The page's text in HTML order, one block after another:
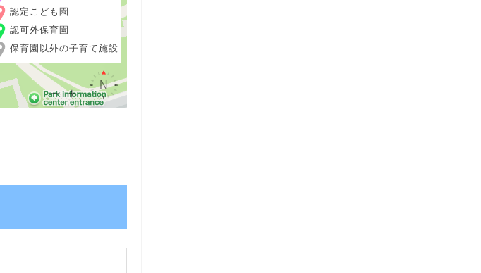
認定こども園
認可外保育園
保育園以外の子育て施設